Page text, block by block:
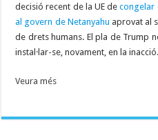
decisió recent de la UE decongelar
al govern de Netanyahu aprovat al
de drets humans. El pla de Trump
instal·lar-se, novament, en la inacció.
Veura més